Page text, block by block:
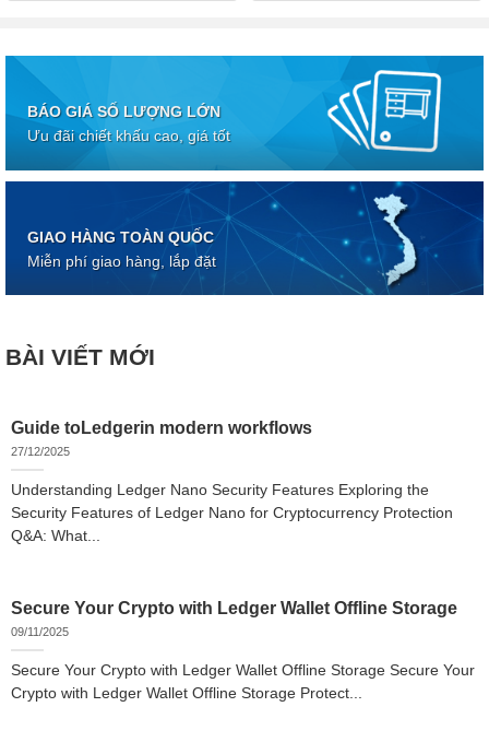
BÁO GIÁ SỐ LƯỢNG LỚN
Ưu đãi chiết khấu cao, giá tốt
GIAO HÀNG TOÀN QUỐC
Miễn phí giao hàng, lắp đặt
BÀI VIẾT MỚI
Guide toLedgerin modern workflows
27/12/2025
Understanding Ledger Nano Security Features Exploring the
Security Features of Ledger Nano for Cryptocurrency Protection
Q&A: What...
Secure Your Crypto with Ledger Wallet Offline Storage
09/11/2025
Secure Your Crypto with Ledger Wallet Offline Storage Secure Your
Crypto with Ledger Wallet Offline Storage Protect...